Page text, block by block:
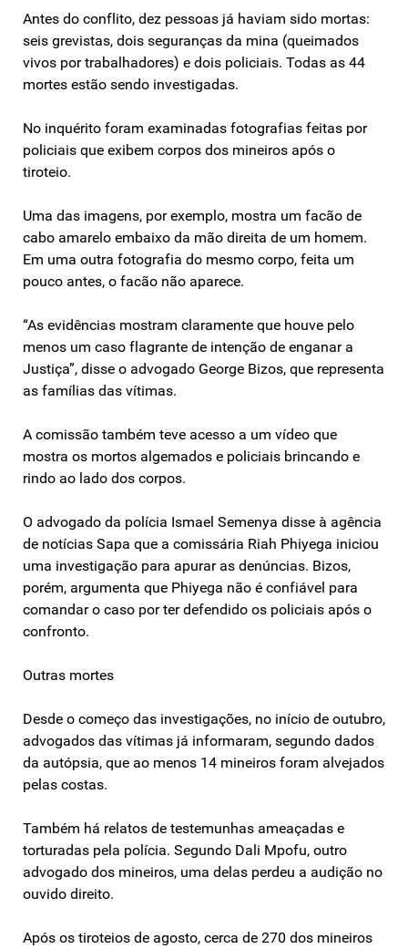
Antes do conflito, dez pessoas já haviam sido mortas:
seis grevistas, dois seguranças da mina (queimados
vivos por trabalhadores) e dois policiais. Todas as 44
mortes estão sendo investigadas.
No inquérito foram examinadas fotografias feitas por
policiais que exibem corpos dos mineiros após o
tiroteio.
Uma das imagens, por exemplo, mostra um facão de
cabo amarelo embaixo da mão direita de um homem.
Em uma outra fotografia do mesmo corpo, feita um
pouco antes, o facão não aparece.
“As evidências mostram claramente que houve pelo
menos um caso flagrante de intenção de enganar a
Justiça”, disse o advogado George Bizos, que representa
as famílias das vítimas.
A comissão também teve acesso a um vídeo que
mostra os mortos algemados e policiais brincando e
rindo ao lado dos corpos.
O advogado da polícia Ismael Semenya disse à agência
de notícias Sapa que a comissária Riah Phiyega iniciou
uma investigação para apurar as denúncias. Bizos,
porém, argumenta que Phiyega não é confiável para
comandar o caso por ter defendido os policiais após o
confronto.
Outras mortes
Desde o começo das investigações, no início de outubro,
advogados das vítimas já informaram, segundo dados
da autópsia, que ao menos 14 mineiros foram alvejados
pelas costas.
Também há relatos de testemunhas ameaçadas e
torturadas pela polícia. Segundo Dali Mpofu, outro
advogado dos mineiros, uma delas perdeu a audição no
ouvido direito.
Após os tiroteios de agosto, cerca de 270 dos mineiros